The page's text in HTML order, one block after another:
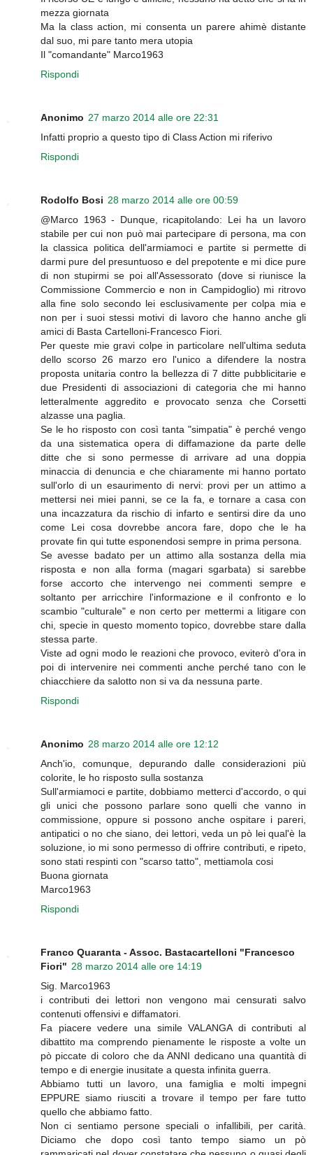
mezza giornata
Ma la class action, mi consenta un parere ahimè distante
dal suo, mi pare tanto mera utopia
Il "comandante" Marco1963
Rispondi
Anonimo 27 marzo 2014 alle ore 22:31
Infatti proprio a questo tipo di Class Action mi riferivo
Rispondi
Rodolfo Bosi 28 marzo 2014 alle ore 00:59
@Marco 1963 - Dunque, ricapitolando: Lei ha un lavoro
stabile per cui non può mai partecipare di persona, ma con
la classica politica dell'armiamoci e partite si permette di
darmi pure del presuntuoso e del prepotente e mi dice pure
di non stupirmi se poi all'Assessorato (dove si riunisce la
Commissione Commercio e non in Campidoglio) mi ritrovo
alla fine solo secondo lei esclusivamente per colpa mia e
non per i suoi stessi motivi di lavoro che hanno anche gli
amici di Basta Cartelloni-Francesco Fiori.
Per queste mie gravi colpe in particolare nell'ultima seduta
dello scorso 26 marzo ero l'unico a difendere la nostra
proposta unitaria contro la bellezza di 7 ditte pubblicitarie e
due Presidenti di associazioni di categoria che mi hanno
letteralmente aggredito e provocato senza che Corsetti
alzasse una paglia.
Se le ho risposto con così tanta "simpatia" è perché vengo
da una sistematica opera di diffamazione da parte delle
ditte che si sono permesse di arrivare ad una doppia
minaccia di denuncia e che chiaramente mi hanno portato
sull'orlo di un esaurimento di nervi: provi per un attimo a
mettersi nei miei panni, se ce la fa, e tornare a casa con
una incazzatura da rischio di infarto e sentirsi dire da uno
come Lei cosa dovrebbe ancora fare, dopo che le ha
provate fin qui tutte esponendosi sempre in prima persona.
Se avesse badato per un attimo alla sostanza della mia
risposta e non alla forma (magari sgarbata) si sarebbe
forse accorto che intervengo nei commenti sempre e
soltanto per arricchire l'informazione e il confronto e lo
scambio "culturale" e non certo per mettermi a litigare con
chi, specie in questo momento topico, dovrebbe stare dalla
stessa parte.
Viste ad ogni modo le reazioni che provoco, eviterò d'ora in
poi di intervenire nei commenti anche perché tano con le
chiacchiere da salotto non si va da nessuna parte.
Rispondi
Anonimo 28 marzo 2014 alle ore 12:12
Anch'io, comunque, depurando dalle considerazioni più
colorite, le ho risposto sulla sostanza
Sull'armiamoci e partite, dobbiamo metterci d'accordo, o qui
gli unici che possono parlare sono quelli che vanno in
commissione, oppure si possono anche ospitare i pareri,
antipatici o no che siano, dei lettori, veda un pò lei qual'è la
soluzione, io mi sono permesso di offrire contributi, e ripeto,
sono stati respinti con "scarso tatto", mettiamola cosi
Buona giornata
Marco1963
Rispondi
Franco Quaranta - Assoc. Bastacartelloni "Francesco
Fiori" 28 marzo 2014 alle ore 14:19
Sig. Marco1963
i contributi dei lettori non vengono mai censurati salvo
contenuti offensivi e diffamatori.
Fa piacere vedere una simile VALANGA di contributi al
dibattito ma comprendo pienamente le risposte a volte un
pò piccate di coloro che da ANNI dedicano una quantità di
tempo e di energie inusitate a questa infinita guerra.
Abbiamo tutti un lavoro, una famiglia e molti impegni
EPPURE siamo riusciti a trovare il tempo per fare tutto
quello che abbiamo fatto.
Non ci sentiamo persone speciali o infallibili, per carità.
Diciamo che dopo così tanto tempo siamo un pò